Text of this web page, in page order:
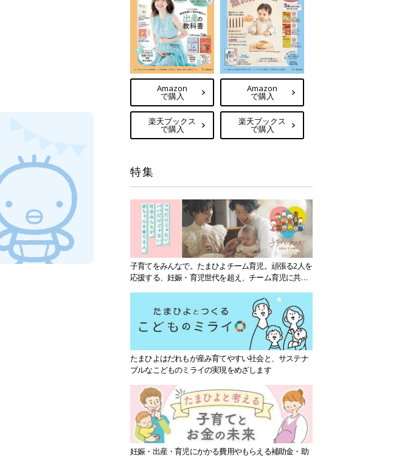
Amazon
で購入
楽天ブックス
で購入
Amazon
で購入
楽天ブックス
で購入
特集
子育てをみんなで。たまひよチーム育児。頑張る2人を
応援する、妊娠・育児世代を超え、チーム育児に共感
たまひよはだれもが産み育てやすい社会と、サステナ
ブルなこどものミライの実現をめざします
妊娠・出産・育児にかかる費用やもらえる補助金・助